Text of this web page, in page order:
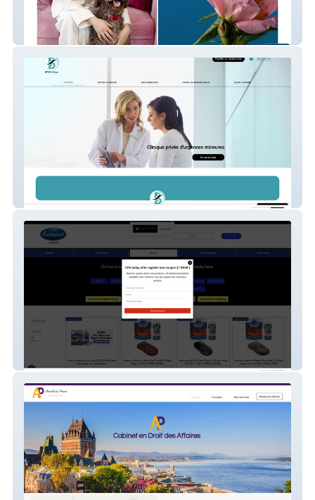
Zoothérapie Lanaudière/ Shanel Campbell
BEYOU Clinique
Eastwood Canada